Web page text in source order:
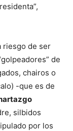
riesgo de ser
de
chairos o
-que es de
silbidos
por los